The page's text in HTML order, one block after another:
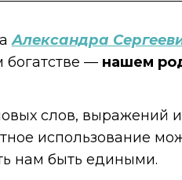
Александра
— нашем
слов, выражений
использование
нам быть едиными.